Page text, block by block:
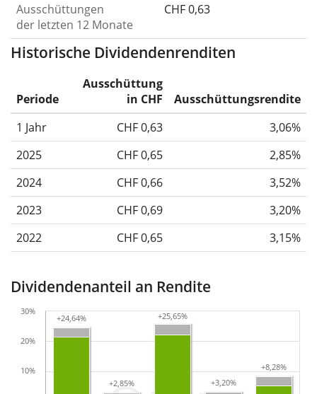
Ausschüttungen
der letzten 12 Monate
CHF 0,63
Historische Dividendenrenditen
Periode
Ausschüttung
in CHF
Ausschüttungsrendite
1 Jahr
CHF 0,63
3,06%
2025
CHF 0,65
2,85%
2024
CHF 0,66
3,52%
2023
CHF 0,69
3,20%
2022
CHF 0,65 3,15%
Dividendenanteil an Rendite
+24,64%
+24,64%
+2,85%
+2,85%
+25,65%
+25,65%
+3,20%
+3,20%
+8,28%
+8,28%
10%
20%
30%